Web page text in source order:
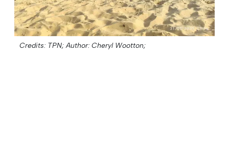
Credits: TPN; Author: Cheryl Wootton;